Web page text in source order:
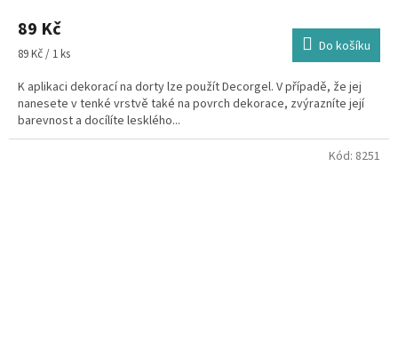
89 Kč
Měrná
89 Kč / 1 ks Do košíku
K aplikaci dekorací na dorty lze použít Decorgel. V případě, že jej
nanesete v tenké vrstvě také na povrch dekorace, zvýrazníte její
barevnost a docílíte lesklého...
Kód: 8251